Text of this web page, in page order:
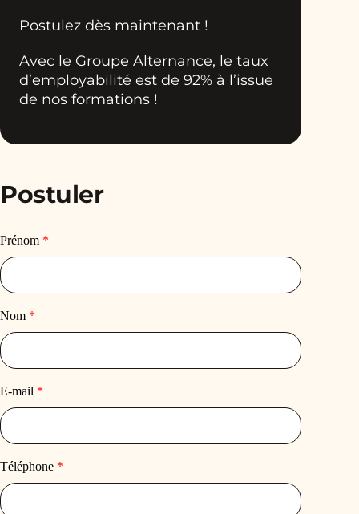
Postulez dès maintenant !
Avec le Groupe Alternance, le taux
d’employabilité est de 92% à l’issue
de nos formations !
Postuler